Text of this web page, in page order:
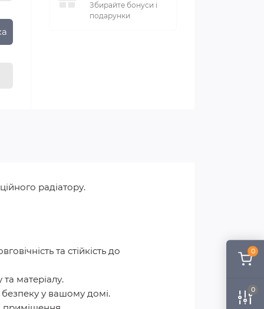
0
0
Збирайте бонуси і
подарунки
радіатору.
та стійкість до
та матеріалу.
у вашому домі.